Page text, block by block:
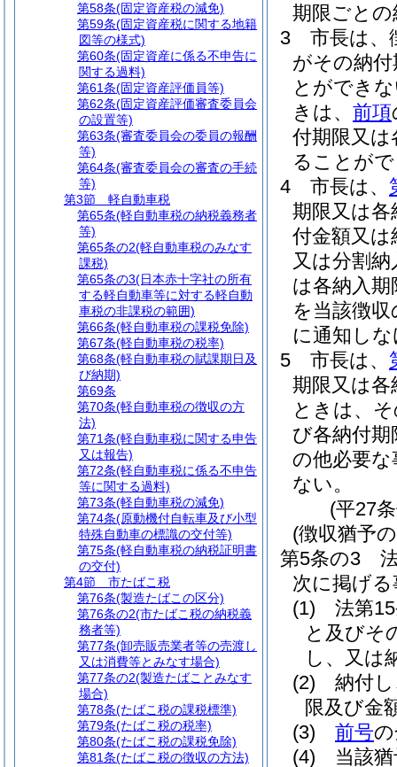
期限ごと
3
市長は、
がその納
とができ
きは、 前項
付期限又
ることが
4
市長は、
期限又は各
付金額又
又は分割
は各納入
を当該徴
に通知し
5
市長は、
期限又は
ときは、
び各納付
の他必要
ない。
(平27
(徴収猶予
第5条の3
次に掲げ
(1)
法第
と及びそ
し、又は
(2)
納付
限及び金
(3)
前号
(4)
当該
第58条(固定資産税の減免)
第59条(固定資産税に関する地籍
図等の様式)
第60条(固定資産に係る不申告に
関する過料)
第61条(固定資産評価員等)
第62条(固定資産評価審査委員会
の設置等)
第63条(審査委員会の委員の報酬
等)
第64条(審査委員会の審査の手続
等)
第3節
軽自動車税
第65条(軽自動車税の納税義務者
等)
第65条の2(軽自動車税のみなす
課税)
第65条の3(日本赤十字社の所有
する軽自動車等に対する軽自動
車税の非課税の範囲)
第66条(軽自動車税の課税免除)
第67条(軽自動車税の税率)
第68条(軽自動車税の賦課期日及
び納期)
第69条
第70条(軽自動車税の徴収の方
法)
第71条(軽自動車税に関する申告
又は報告)
第72条(軽自動車税に係る不申告
等に関する過料)
第73条(軽自動車税の減免)
第74条(原動機付自転車及び小型
特殊自動車の標識の交付等)
第75条(軽自動車税の納税証明書
の交付)
第4節
市たばこ税
第76条(製造たばこの区分)
第76条の2(市たばこ税の納税義
務者等)
第77条(卸売販売業者等の売渡し
又は消費等とみなす場合)
第77条の2(製造たばことみなす
場合)
第78条(たばこ税の課税標準)
第79条(たばこ税の税率)
第80条(たばこ税の課税免除)
第81条(たばこ税の徴収の方法)